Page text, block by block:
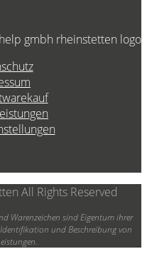
All Rights Reserved
Warenzeichen sind Eigentum ihrer
und Beschreibung von